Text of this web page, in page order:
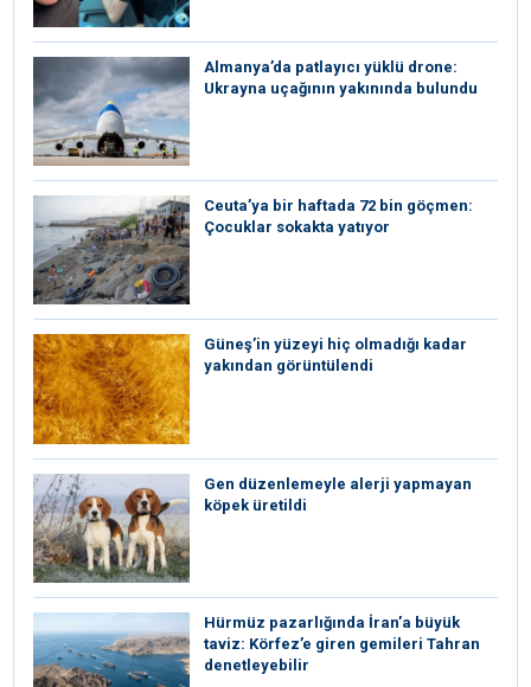
Almanya’da patlayıcı yüklü drone:
Ukrayna uçağının yakınında bulundu
Ceuta’ya bir haftada 72 bin göçmen:
Çocuklar sokakta yatıyor
Güneş’in yüzeyi hiç olmadığı kadar
yakından görüntülendi
Gen düzenlemeyle alerji yapmayan
köpek üretildi
Hürmüz pazarlığında İran’a büyük
taviz: Körfez’e giren gemileri Tahran
denetleyebilir